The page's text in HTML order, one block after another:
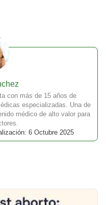
con más de 15 años de
especializadas. Una de
médico de alto valor para
6 Octubre 2025